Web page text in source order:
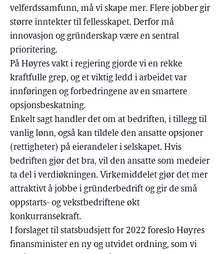
velferdssamfunn, må vi skape mer. Flere jobber gir
større inntekter til fellesskapet. Derfor må
innovasjon og gründerskap være en sentral
prioritering.
På Høyres vakt i regjering gjorde vi en rekke
kraftfulle grep, og et viktig ledd i arbeidet var
innføringen og forbedringene av en smartere
opsjonsbeskatning.
Enkelt sagt handler det om at bedriften, i tillegg til
vanlig lønn, også kan tildele den ansatte opsjoner
(rettigheter) på eierandeler i selskapet. Hvis
bedriften gjør det bra, vil den ansatte som medeier
ta del i verdiøkningen. Virkemiddelet gjør det mer
attraktivt å jobbe i gründerbedrift og gir de små
oppstarts- og vekstbedriftene økt
konkurransekraft.
I forslaget til statsbudsjett for 2022 foreslo Høyres
finansminister en ny og utvidet ordning, som vi